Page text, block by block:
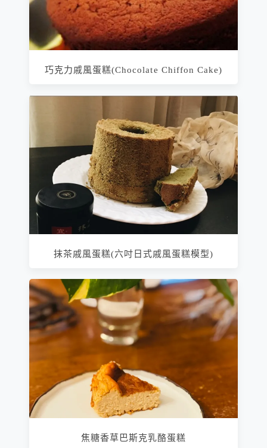
巧克力戚風蛋糕(Chocolate Chiffon Cake)
抹茶戚風蛋糕(六吋日式戚風蛋糕模型)
焦糖香草巴斯克乳酪蛋糕